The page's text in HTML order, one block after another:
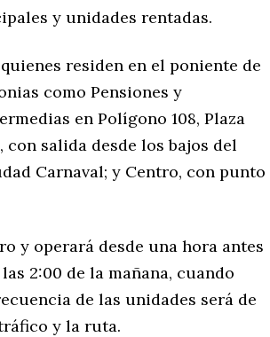
y unidades rentadas.
residen en el poniente de
como Pensiones y
en Polígono 108, Plaza
salida desde los bajos del
Carnaval; y Centro, con punto
y operará desde una hora antes
2:00 de la mañana, cuando
de las unidades será de
y la ruta.